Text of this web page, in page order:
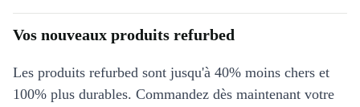
Vos nouveaux produits refurbed
Les produits refurbed sont jusqu'à 40% moins chers et
100% plus durables. Commandez dès maintenant votre